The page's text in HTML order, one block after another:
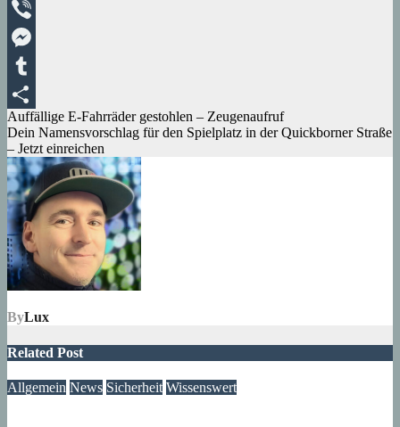
Telegram
Viber
Messenger
Tumblr
Teilen
Beitragsnavigation
Auffällige E-Fahrräder gestohlen – Zeugenaufruf
Dein Namensvorschlag für den Spielplatz in der Quickborner Straße
– Jetzt einreichen
ByLux
Related Post
Allgemein News Sicherheit Wissenswert